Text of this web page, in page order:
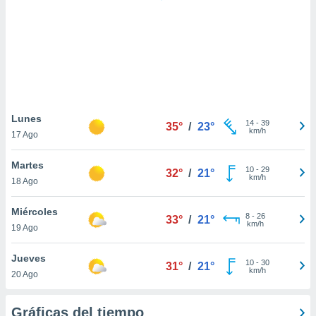
similares
como
sitio
de
traten tus
en
interés
su
Lunes
17 Ago
35° / 23° 14- 39
km/h
Martes
18 Ago
32° / 21° 10- 29
km/h
Miércoles
19 Ago
33° / 21° 8- 26
km/h
Jueves
20 Ago
31° / 21° 10- 30
km/h
Gráficas del tiempo